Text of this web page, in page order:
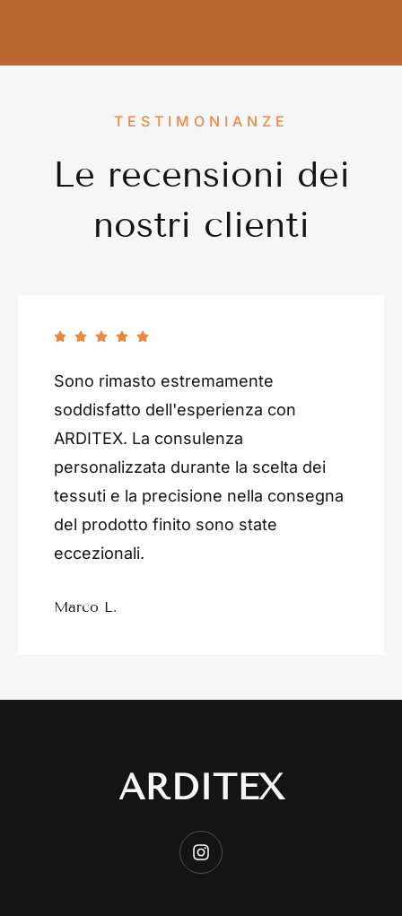
TESTIMONIANZE
Le recensioni dei
nostri clienti
Sono rimasto estremamente
soddisfatto dell'esperienza con
ARDITEX. La consulenza
personalizzata durante la scelta dei
tessuti e la precisione nella consegna
del prodotto finito sono state
eccezionali.
Marco L.
ARDITEX